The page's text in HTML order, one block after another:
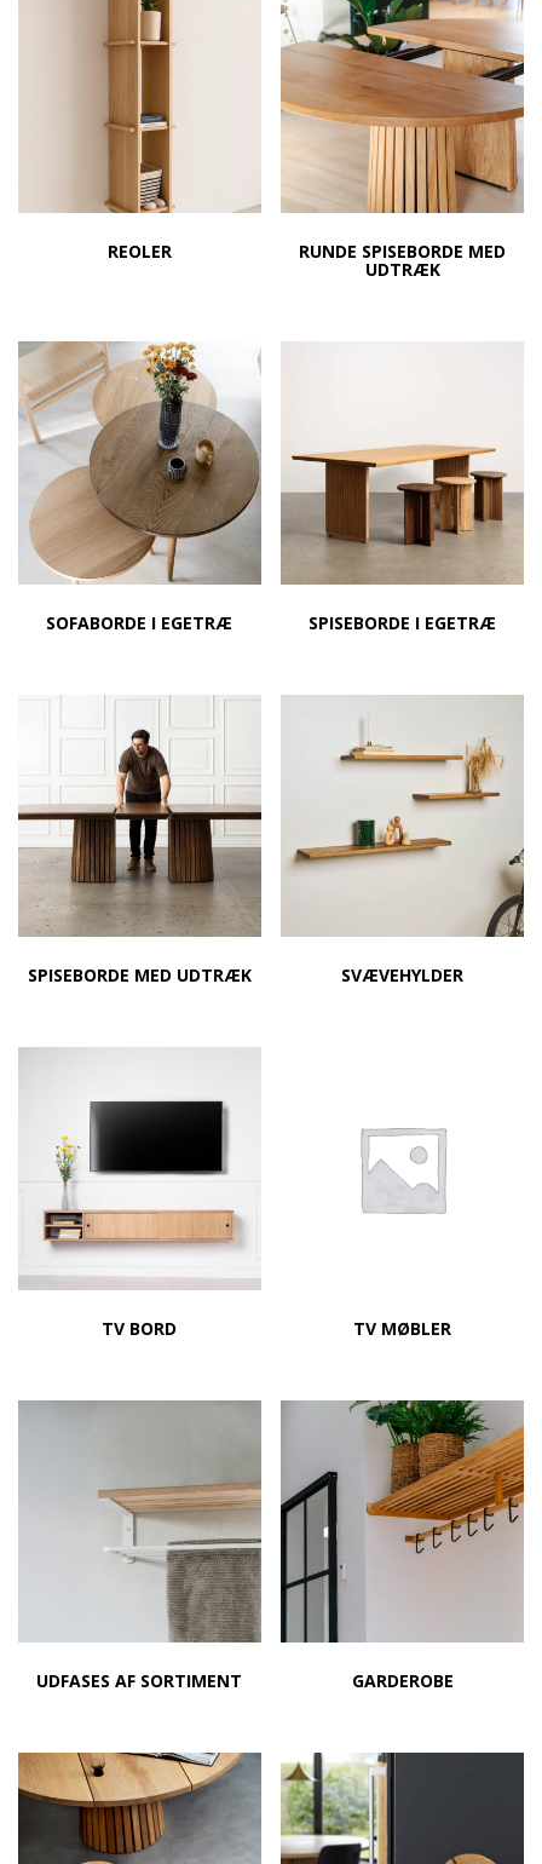
REOLER RUNDE SPISEBORDE MED
UDTRÆK
SOFABORDE I EGETRÆ SPISEBORDE I EGETRÆ
SPISEBORDE MED UDTRÆK SVÆVEHYLDER
TV BORD TV MØBLER
UDFASES AF SORTIMENT GARDEROBE